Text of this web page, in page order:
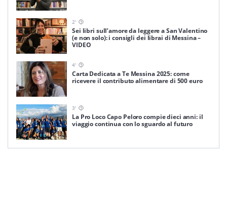
2'
Sei libri sull’amore da leggere a San Valentino
(e non solo): i consigli dei librai di Messina –
VIDEO
4'
Carta Dedicata a Te Messina 2025: come
ricevere il contributo alimentare di 500 euro
3'
La Pro Loco Capo Peloro compie dieci anni: il
viaggio continua con lo sguardo al futuro